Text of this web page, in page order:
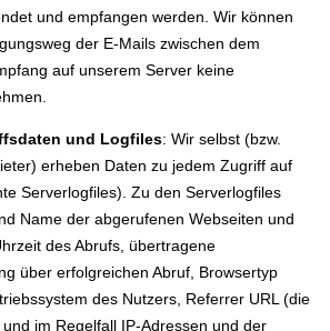
und empfangen werden. Wir können
der E-Mails zwischen dem
auf unserem Server keine
und Logfiles: Wir selbst (bzw.
erheben Daten zu jedem Zugriff auf
Serverlogfiles). Zu den Serverlogfiles
Name der abgerufenen Webseiten und
des Abrufs, übertragene
über erfolgreichen Abruf, Browsertyp
des Nutzers, Referrer URL (die
im Regelfall IP-Adressen und der